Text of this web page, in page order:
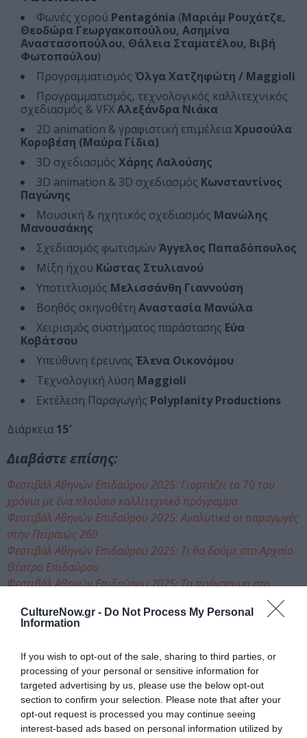
CultureNow.gr - Do Not Process My Personal
Information
If you wish to opt-out of the sale, sharing to third parties, or
processing of your personal or sensitive information for
targeted advertising by us, please use the below opt-out
section to confirm your selection. Please note that after your
opt-out request is processed you may continue seeing
interest-based ads based on personal information utilized by
Φωνές χορού Pentagónia (Μαριάμ Ρουχάτζε,
Θεοδώρα Γεωργακοπούλου, Ασημίνα
Αναστασοπούλου, Θάλεια Σταματέλου, Βιβή
Φωτοπούλου)
Προγραμματισμός Όλγα Χατζηφώτη / Maggioli
Προγραμματισμός, τεχνολογικός καλλιτεχνικός
σχεδιασμός & VFXΑλεξάνδρα Νιάκα
2D animation & γραφιστική επιμέλειαΧρυσούλα
Κοροβέση (Μαύρα Γίδια)
3D σχεδιασμός Χάρης Λαλούσης
3D animation & 3D σχεδιασμός Κωνσταντίνος
Παγώνης
Μουσική & ηχητικός σχεδιασμός Μανώλης
Μανουσάκης
Σχεδιασμός φωτισμών Άγγελος Παπαδόπουλος
Μίξη ήχου Κώστας Στυλιανού
Υποτιτλισμός Μελισσάνθη Γιαννούση
Βοηθός σκηνοθέτη Αναστασία Μανώλα
Χειρισμός συστήματος παράστασης Εύα
Κοβάτσου
Υπεύθυνη έρευνας Έλενα Οικονόμου
Τεχνολογική λύση Maggioli
Εκτέλεση Παραγωγής Polyplanity Productions
Διάρκεια 15′
Διαβάστε επίσης:
Φεστιβάλ Αθηνών Επιδαύρου 2025: Γιορτάζει τα 70 του
χρόνια με ένα πλούσιο καλλιτεχνικό πρόγραμμα
Φεστιβάλ Αθηνών Επιδαύρου 2025: Αναλυτικά οι παραγωγές
στην Πειραιώς 260
Φεστιβάλ Αθηνών Επιδαύρου 2025: Τι θα δούμε στο Αρχαίο
Θέατρο Επιδαύρου
Φεστιβάλ Αθηνών Επιδαύρου 2025: Το πρόγραμμα στο
Φεστιβάλ Αθηνών Επιδαύρου 2025: Τι θα δούμε στο
Φεστιβάλ Αθηνών Επιδαύρου 2025: Τι θα ακούσουμε στο
Δημοτικό Θέατρο Λυκαβηττού
Ταυτότητα Εκδήλωσης